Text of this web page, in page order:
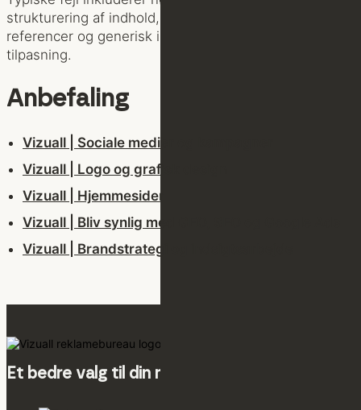
strukturering af indhold, manglende autoritative
referencer og generisk indhold uden domænespecifik
tilpasning.
Anbefaling
Vizuall | Sociale medier og kampagner
Vizuall | Logo og grafisk design
Vizuall | Hjemmesider
Vizuall | Bliv synlig med GEO, SEO og Google Ads
Vizuall | Brandstrategi og indsigtsarbejde
Et bedre valg til din markedsføring.